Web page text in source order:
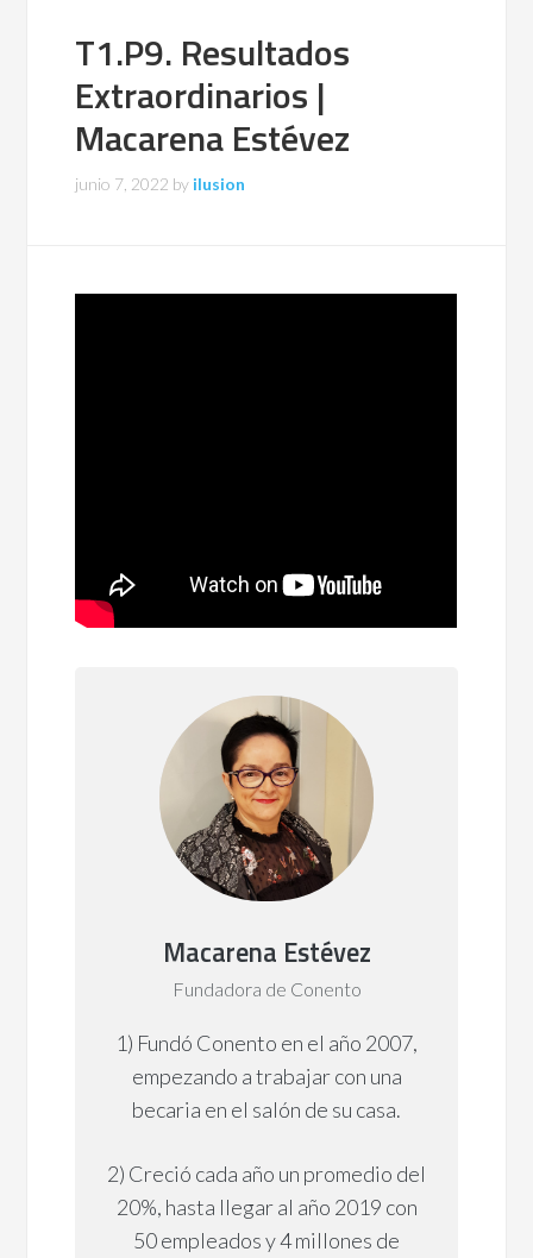
T1.P9. Resultados
Extraordinarios |
Macarena Estévez
junio 7, 2022 by ilusion
Macarena Estévez
Fundadora de Conento
1) Fundó Conento en el año 2007,
empezando a trabajar con una
becaria en el salón de su casa.
2) Creció cada año un promedio del
20%, hasta llegar al año 2019 con
50 empleados y 4 millones de